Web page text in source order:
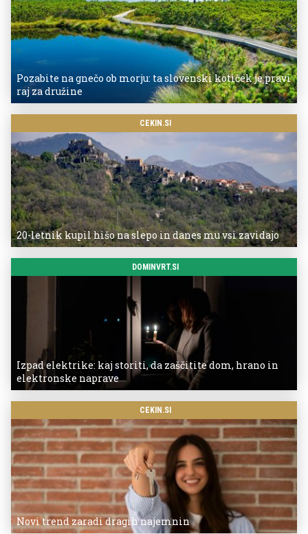
Pozabite na gnečo ob morju: ta slovenski kotiček je pravi
raj za družine
CEKIN.SI
20-letnik kupil hišo na slepo in danes mu vsi zavidajo
DOMINVRT.SI
Izpad elektrike: kaj storiti, da zaščitite dom, hrano in
elektronske naprave
CEKIN.SI
Novi trend zaradi dragih najemnin